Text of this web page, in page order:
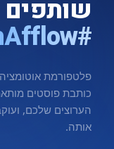
שותפים
#withAfflow
פלטפורמת
הערוצים שלכם,
אותה.